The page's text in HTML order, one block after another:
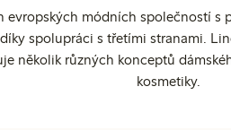
evropských módních společností s
spolupráci s třetími stranami.
několik různých konceptů
kosmetiky.